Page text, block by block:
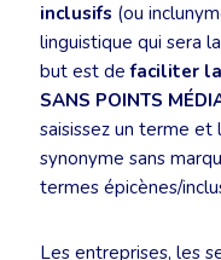
inclusifs (ou
linguistique qui sera
but est defaciliter
SANS POINTS
saisissez un terme et
synonyme sans
termes épicènes/
Les entreprises, les